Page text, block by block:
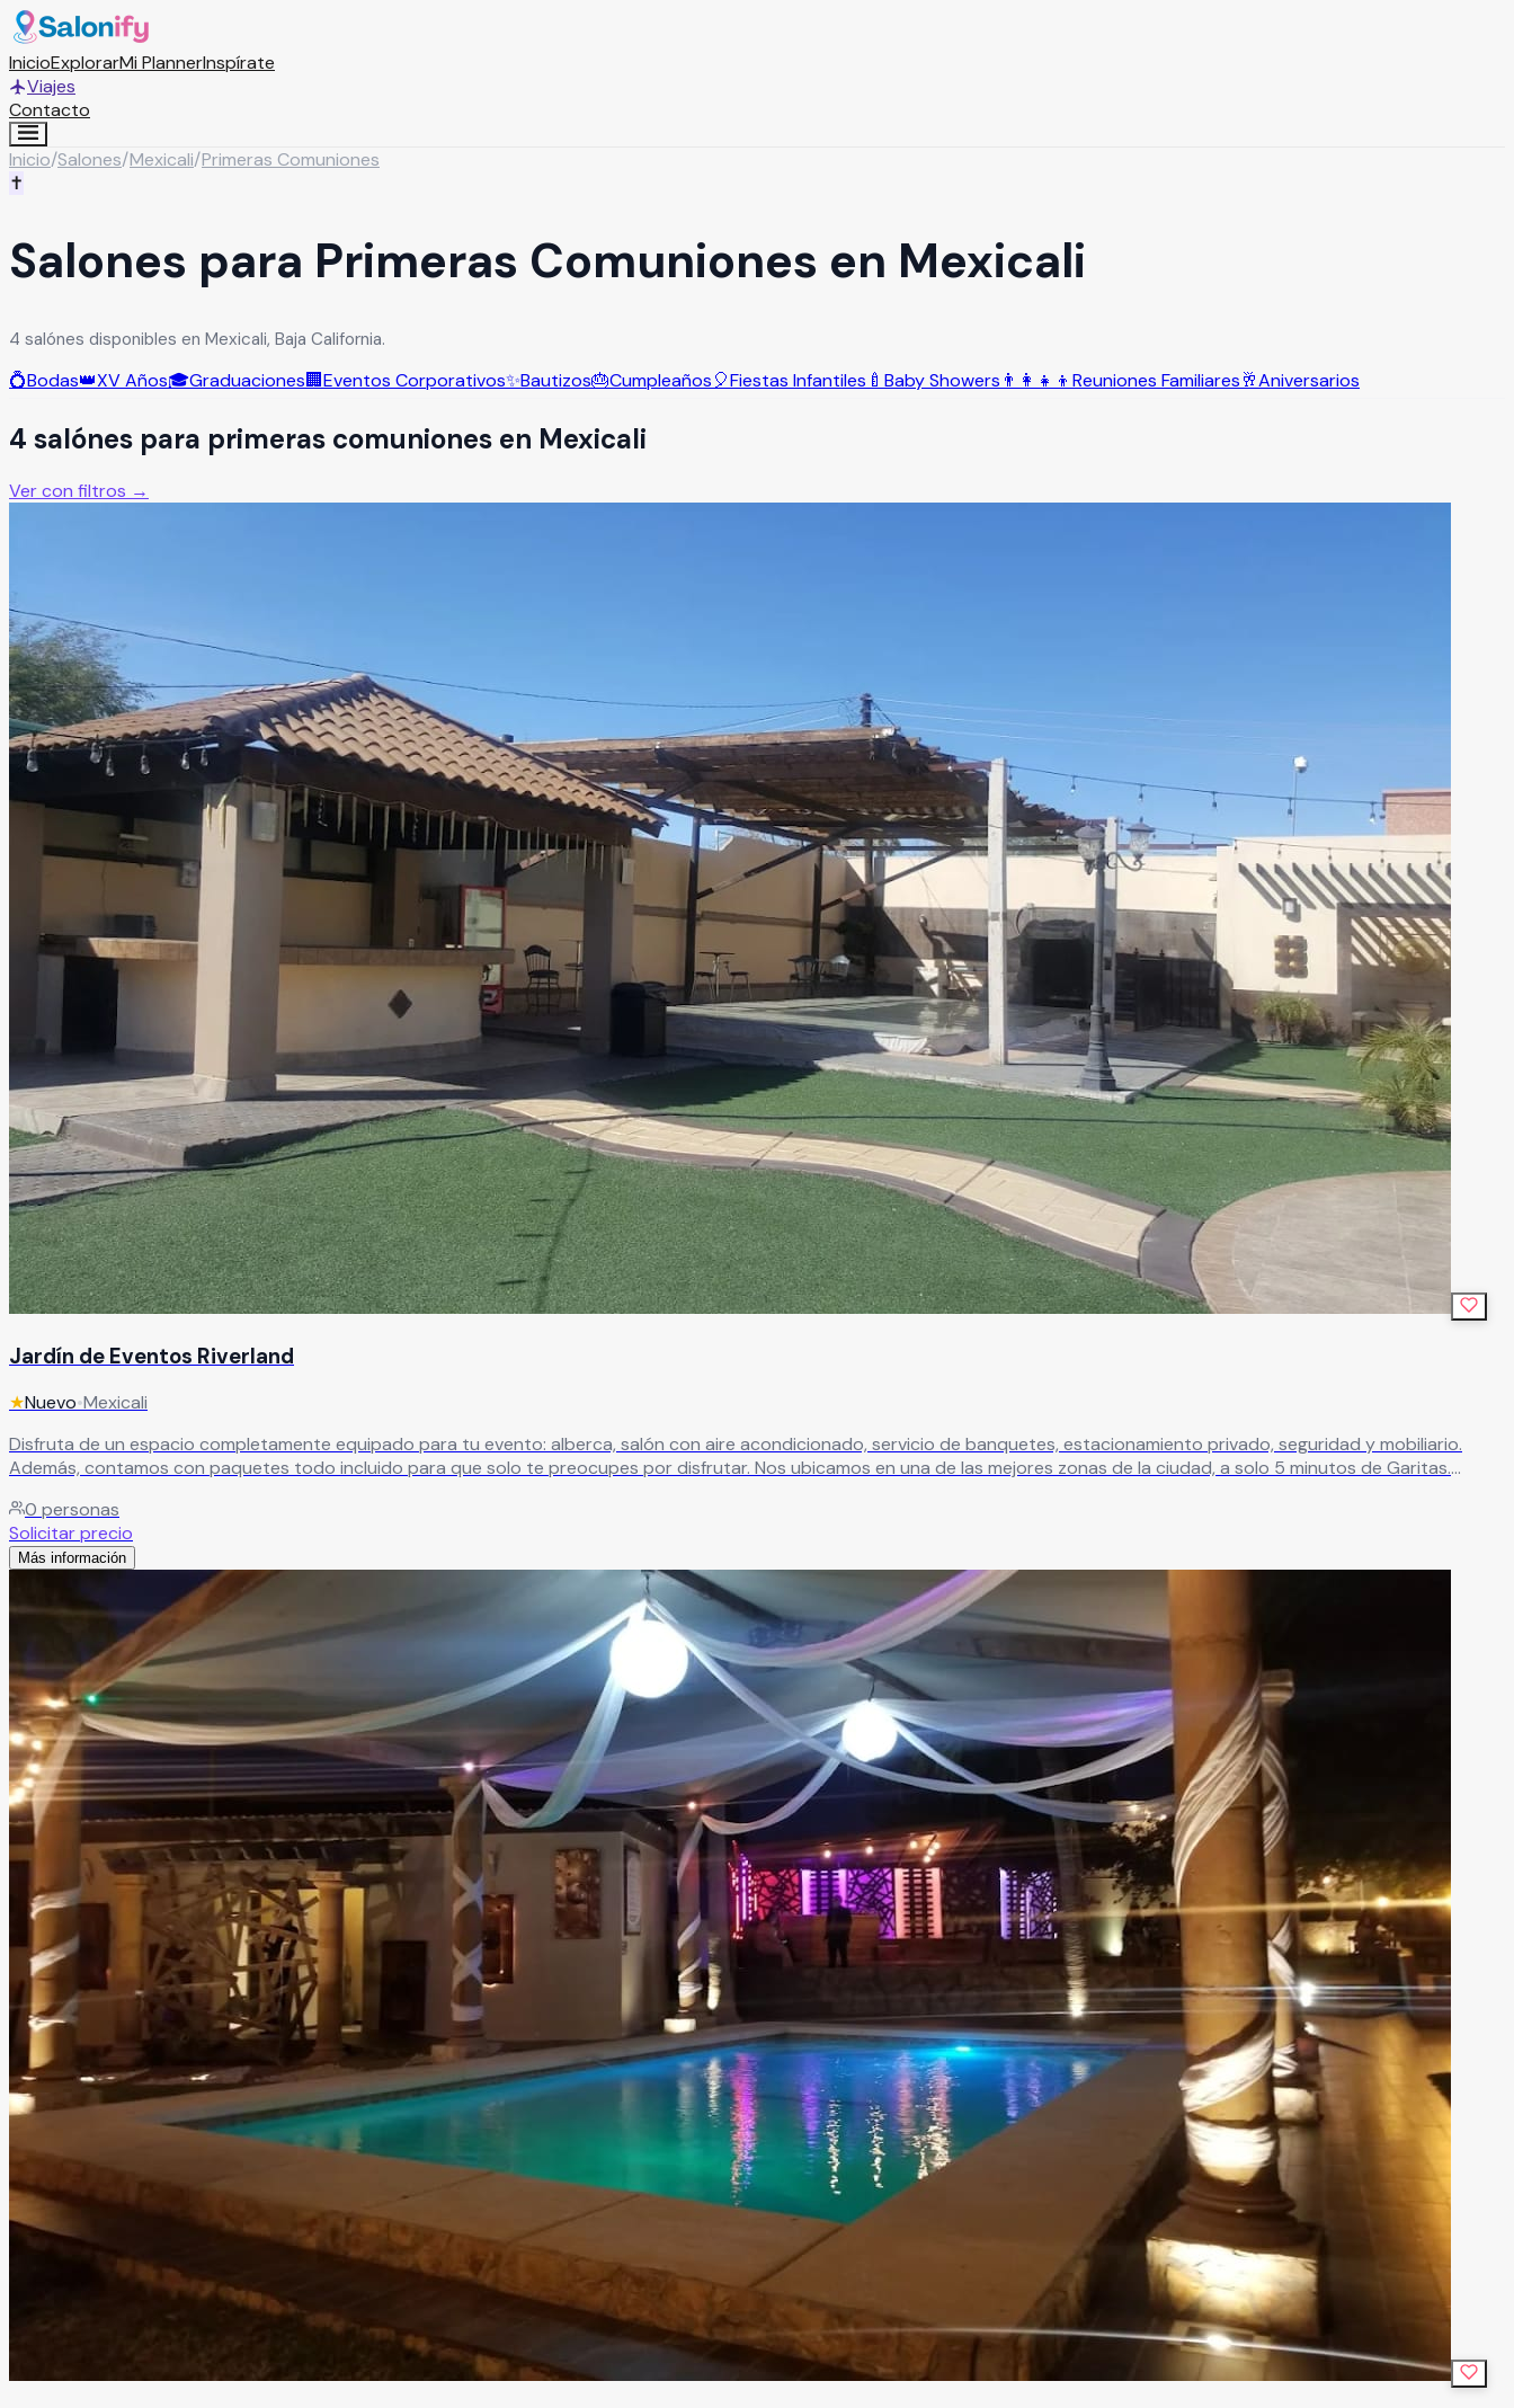
InicioExplorarMi PlannerInspírate
Viajes
Contacto
Inicio/Salones/Mexicali/Primeras Comuniones
✝️
Salones para Primeras Comuniones en Mexicali
4 salónes disponibles en Mexicali, Baja California.
💍Bodas👑XV Años🎓Graduaciones🏢Eventos Corporativos✨Bautizos🎂Cumpleaños🎈Fiestas Infantiles 🍼 Baby Showers 👨‍👩‍👧‍👦 Reuniones Familiares🥂Aniversarios
4 salónes para primeras comuniones en Mexicali
Ver con filtros →
Jardín de Eventos Riverland
★Nuevo•Mexicali
Disfruta de un espacio completamente equipado para tu evento: alberca, salón con aire acondicionado, servicio de banquetes, estacionamiento privado, seguridad y mobiliario.
Además, contamos con paquetes todo incluido para que solo te preocupes por disfrutar. Nos ubicamos en una de las mejores zonas de la ciudad, a solo 5 minutos de Garitas.
0 personas
Solicitar precio
Más información